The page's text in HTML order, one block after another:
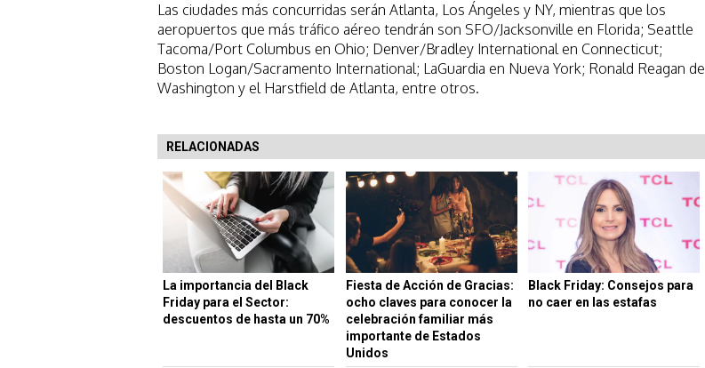
Las ciudades más concurridas serán Atlanta, Los Ángeles y NY, mientras que los
aeropuertos que más tráfico aéreo tendrán son SFO/Jacksonville en Florida; Seattle
Tacoma/Port Columbus en Ohio; Denver/Bradley International en Connecticut;
Boston Logan/Sacramento International; LaGuardia en Nueva York; Ronald Reagan de
Washington y el Harstfield de Atlanta, entre otros.
RELACIONADAS
La importancia del Black
Friday para el Sector:
descuentos de hasta un 70%
Fiesta de Acción de Gracias:
ocho claves para conocer la
celebración familiar más
importante de Estados
Unidos
Black Friday: Consejos para
no caer en las estafas